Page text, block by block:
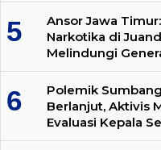
Ansor Jawa
Narkotika di
Melindungi
Polemik
Berlanjut, Aktivis
Evaluasi Kepala